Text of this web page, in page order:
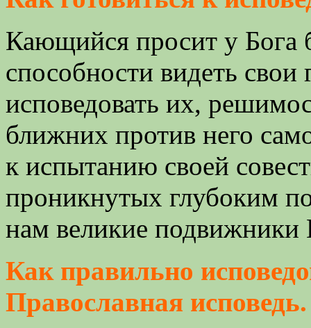
Кающийся просит у Бога
способности видеть
исповедовать их,
ближних против него
к испытанию своей
проникнутых глубоким
нам великие подвижники
Как правильно
Православная исповедь.